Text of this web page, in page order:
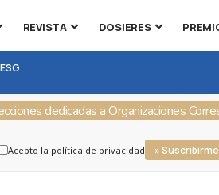
REVISTA DOSIERES
dedicadas a Organizaciones
Acepto la política de privacidad »